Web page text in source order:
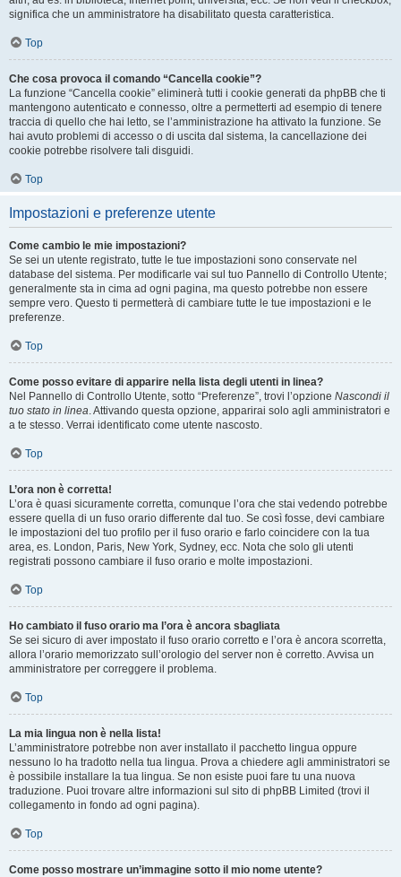
significa che un amministratore ha disabilitato questa caratteristica.
Top
Che cosa provoca il comando “Cancella cookie”?
La funzione “Cancella cookie” eliminerà tutti i cookie generati da phpBB che ti
mantengono autenticato e connesso, oltre a permetterti ad esempio di tenere
traccia di quello che hai letto, se l’amministrazione ha attivato la funzione. Se
hai avuto problemi di accesso o di uscita dal sistema, la cancellazione dei
cookie potrebbe risolvere tali disguidi.
Top
Impostazioni e preferenze utente
Come cambio le mie impostazioni?
Se sei un utente registrato, tutte le tue impostazioni sono conservate nel
database del sistema. Per modificarle vai sul tuo Pannello di Controllo Utente;
generalmente sta in cima ad ogni pagina, ma questo potrebbe non essere
sempre vero. Questo ti permetterà di cambiare tutte le tue impostazioni e le
preferenze.
Top
Come posso evitare di apparire nella lista degli utenti in linea?
Nel Pannello di Controllo Utente, sotto “Preferenze”, trovi l’opzione Nascondi il
tuo stato in linea. Attivando questa opzione, apparirai solo agli amministratori e
a te stesso. Verrai identificato come utente nascosto.
Top
L’ora non è corretta!
L’ora è quasi sicuramente corretta, comunque l’ora che stai vedendo potrebbe
essere quella di un fuso orario differente dal tuo. Se così fosse, devi cambiare
le impostazioni del tuo profilo per il fuso orario e farlo coincidere con la tua
area, es. London, Paris, New York, Sydney, ecc. Nota che solo gli utenti
registrati possono cambiare il fuso orario e molte impostazioni.
Top
Ho cambiato il fuso orario ma l’ora è ancora sbagliata
Se sei sicuro di aver impostato il fuso orario corretto e l’ora è ancora scorretta,
allora l’orario memorizzato sull’orologio del server non è corretto. Avvisa un
amministratore per correggere il problema.
Top
La mia lingua non è nella lista!
L’amministratore potrebbe non aver installato il pacchetto lingua oppure
nessuno lo ha tradotto nella tua lingua. Prova a chiedere agli amministratori se
è possibile installare la tua lingua. Se non esiste puoi fare tu una nuova
traduzione. Puoi trovare altre informazioni sul sito di phpBB Limited (trovi il
collegamento in fondo ad ogni pagina).
Top
Come posso mostrare un’immagine sotto il mio nome utente?